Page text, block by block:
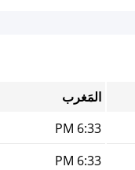
المَغرب
6:33 PM
6:33 PM